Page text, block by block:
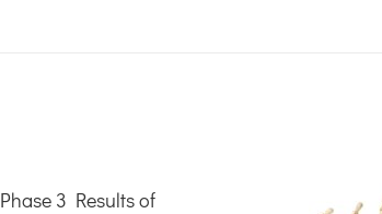
Phase 3 Results of